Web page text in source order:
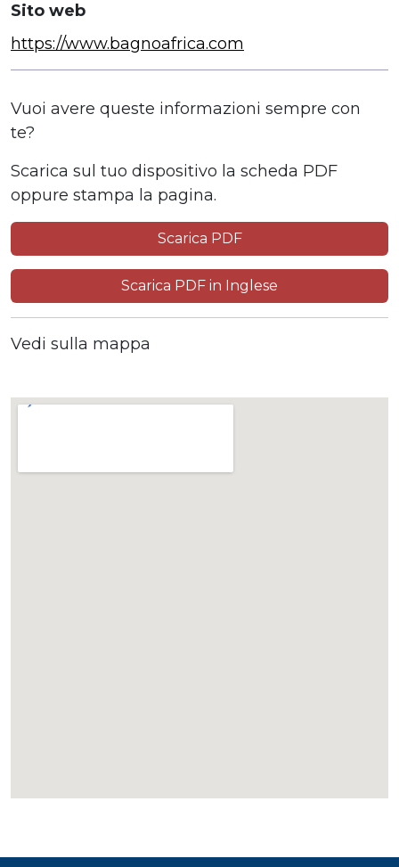
Sito web
https://www.bagnoafrica.com
Vuoi avere queste informazioni sempre con
te?
Scarica sul tuo dispositivo la scheda PDF
oppure stampa la pagina.
Scarica PDF
Scarica PDF in Inglese
Vedi sulla mappa